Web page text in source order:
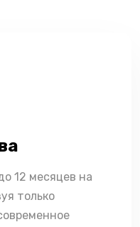
12 месяцев на
только